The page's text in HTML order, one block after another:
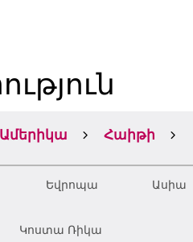
Ամերիկա Հաիթի
Եվրոպա Ասիա
Կոստա Ռիկա